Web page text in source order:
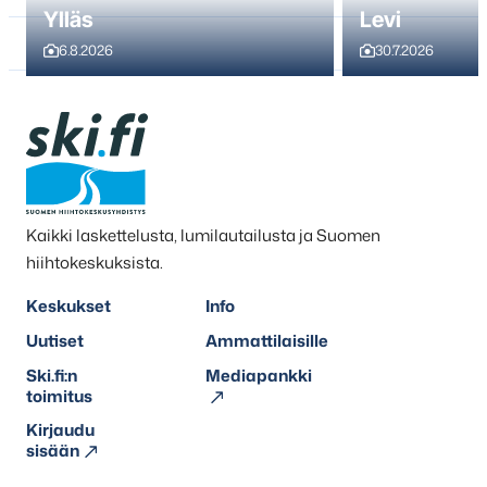
Ylläs
6.8.2026
Levi
30.7.2026
Kaikki laskettelusta, lumilautailusta ja Suomen
hiihtokeskuksista.
Keskukset
Info
Uutiset
Ammattilaisille
Ski.fi:n
toimitus
Mediapankki
Kirjaudu
sisään